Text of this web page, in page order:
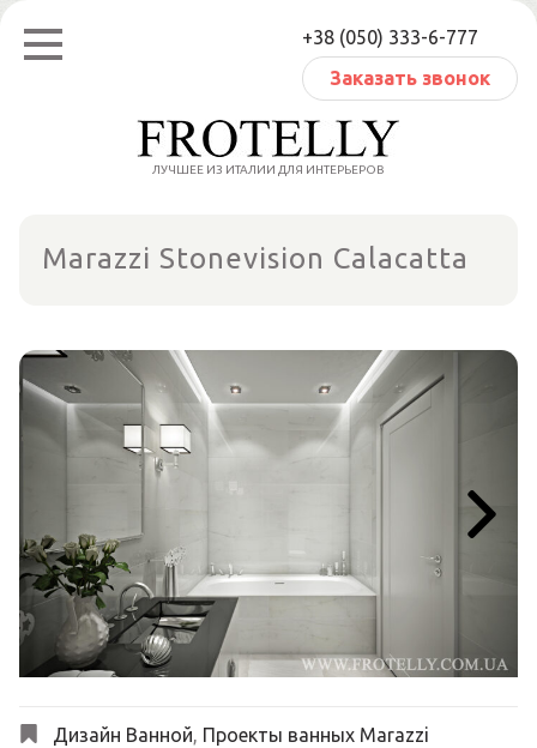
Перейти
содержанию
+38 (050) 333-6-777
Заказать звонок
ЛУЧШЕЕ ИЗ ИТАЛИИ ДЛЯ ИНТЕРЬЕРОВ
Marazzi Stonevision Calacatta
Дизайн Ванной, Проекты ванных Marazzi